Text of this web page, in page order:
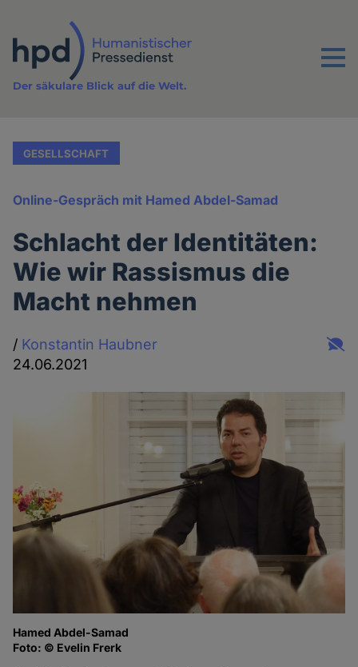
Inhalt
Menu
Der säkulare Blick auf die Welt.
GESELLSCHAFT
Online-Gespräch mit Hamed Abdel-Samad
Schlacht der Identitäten:
Wie wir Rassismus die
Macht nehmen
/ Konstantin Haubner
24.06.2021
Hamed Abdel-Samad
Foto: © Evelin Frerk